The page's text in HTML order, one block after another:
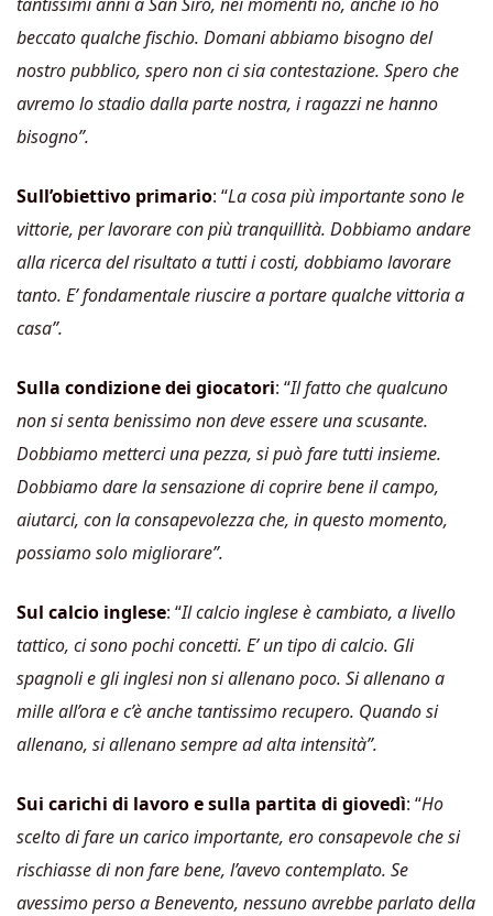
beccato qualche fischio. Domani abbiamo bisogno del
nostro pubblico, spero non ci sia contestazione. Spero che
avremo lo stadio dalla parte nostra, i ragazzi ne hanno
bisogno”.
Sull’obiettivo primario: “La cosa più importante sono le
vittorie, per lavorare con più tranquillità. Dobbiamo andare
alla ricerca del risultato a tutti i costi, dobbiamo lavorare
tanto. E’ fondamentale riuscire a portare qualche vittoria a
casa”.
Sulla condizione dei giocatori: “Il fatto che qualcuno
non si senta benissimo non deve essere una scusante.
Dobbiamo metterci una pezza, si può fare tutti insieme.
Dobbiamo dare la sensazione di coprire bene il campo,
aiutarci, con la consapevolezza che, in questo momento,
possiamo solo migliorare”.
Sul calcio inglese: “Il calcio inglese è cambiato, a livello
tattico, ci sono pochi concetti. E’ un tipo di calcio. Gli
spagnoli e gli inglesi non si allenano poco. Si allenano a
mille all’ora e c’è anche tantissimo recupero. Quando si
allenano, si allenano sempre ad alta intensità”.
Sui carichi di lavoro e sulla partita di giovedì: “Ho
scelto di fare un carico importante, ero consapevole che si
rischiasse di non fare bene, l’avevo contemplato. Se
avessimo perso a Benevento, nessuno avrebbe parlato della